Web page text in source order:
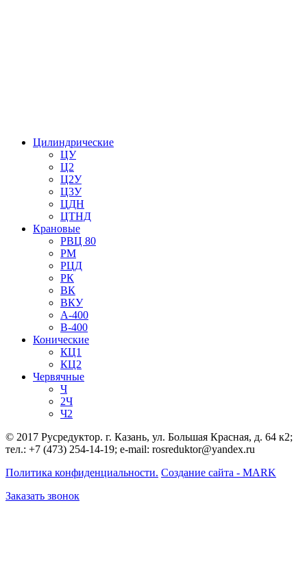
Цилиндрические
ЦУ
Ц2
Ц2У
Ц3У
ЦДН
ЦТНД
Крановые
РВЦ 80
РМ
РЦД
РК
ВК
ВКУ
А-400
В-400
Конические
КЦ1
КЦ2
Червячные
Ч
2Ч
Ч2
© 2017 Русредуктор. г. Казань, ул. Большая Красная, д. 64 к2;
тел.: +7 (473) 254-14-19; e-mail: rosreduktor@yandex.ru
Политика конфиденциальности. Создание сайта - MARK
Заказать звонок